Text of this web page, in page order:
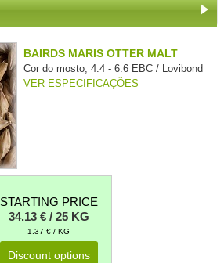
BAIRDS MARIS OTTER MALT
Cor do mosto; 4.4 - 6.6 EBC / Lovibond
VER ESPECIFICAÇÕES
STARTING PRICE
34.13 € / 25 KG
1.37 € / KG
Discount options